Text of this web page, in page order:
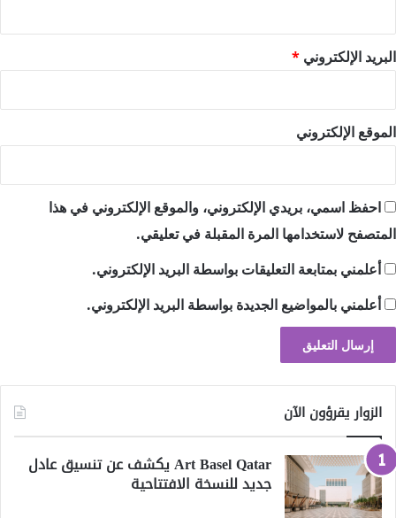
البريد الإلكتروني *
الموقع الإلكتروني
احفظ اسمي، بريدي الإلكتروني، والموقع الإلكتروني في هذا
المتصفح لاستخدامها المرة المقبلة في تعليقي.
أعلمني بمتابعة التعليقات بواسطة البريد الإلكتروني.
أعلمني بالمواضيع الجديدة بواسطة البريد الإلكتروني.
الزوار يقرؤون الآن
Art Basel Qatar يكشف عن تنسيق عادل
جديد للنسخة الافتتاحية